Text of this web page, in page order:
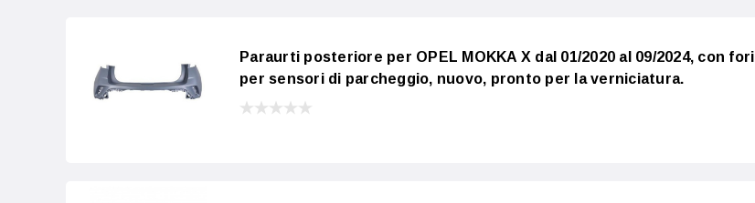
Paraurti posteriore per OPEL MOKKA X dal 01/2020 al 09/2024, con fori
per sensori di parcheggio, nuovo, pronto per la verniciatura.